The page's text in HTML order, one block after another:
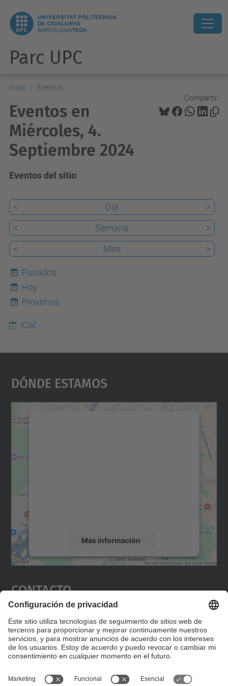
Parc UPC
Inicio Eventos
Compartir:
Eventos en
Miércoles, 4.
Septiembre 2024
Eventos del sitio
< Día
>
<
Semana
>
<
Mes >
Pasados
6
Hoy
Próximos
iCal
Dónde Estamos
Más información
Aceptar
powered by
Contacto
Editad en la página "Contacto personalizado", que
encontraréis en la raíz de español, vuestros datos
personalizados de contacto.
Formulario de contacto